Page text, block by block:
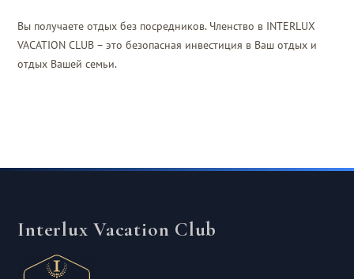
Вы получаете отдых без посредников. Членство в INTERLUX
VACATION CLUB – это безопасная инвестиция в Ваш отдых и
отдых Вашей семьи.
Interlux Vacation Club